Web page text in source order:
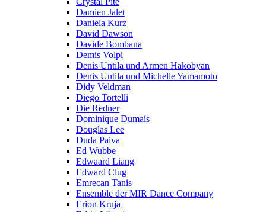
Damien Jalet
Daniela Kurz
David Dawson
Davide Bombana
Demis Volpi
Denis Untila und Armen Hakobyan
Denis Untila und Michelle Yamamoto
Didy Veldman
Diego Tortelli
Die Redner
Dominique Dumais
Douglas Lee
Duda Paiva
Ed Wubbe
Edwaard Liang
Edward Clug
Emrecan Tanis
Ensemble der MIR Dance Company
Erion Kruja